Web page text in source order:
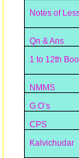
Notes of
Qn & Ans
1 to 12th
NMMS
G.O’s
CPS
Kalvichudar